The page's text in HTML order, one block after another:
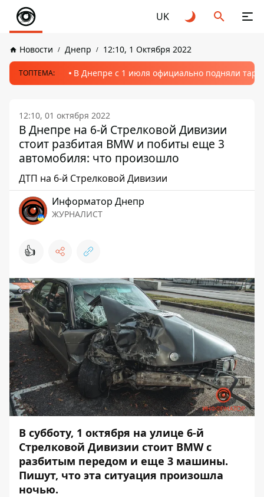
UK
Новости Днепр 12:10, 1 Октября 2022
ТОПТЕМА: В Днепре с 1 июля официально подняли
12:10, 01 октября 2022
В Днепре на 6-й Стрелковой Дивизии
стоит разбитая BMW и побиты еще 3
автомобиля: что произошло
ДТП на 6-й Стрелковой Дивизии
Информатор Днепр
ЖУРНАЛИСТ
👍
В субботу, 1 октября на улице 6-й
Стрелковой Дивизии стоит BMWс
разбитым передом и еще 3 машины.
Пишут, что эта ситуация произошла
ночью.